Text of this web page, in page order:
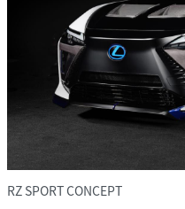
RZ SPORT CONCEPT